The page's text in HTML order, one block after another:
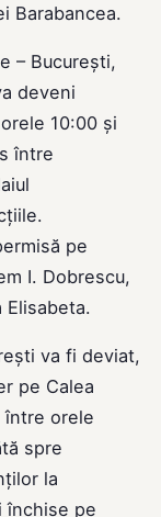
Barabancea.
– Bucureşti,
deveni
10:00 și
între
pe
I. Dobrescu,
Elisabeta.
va fi deviat,
pe Calea
între orele
spre
la
închise pe